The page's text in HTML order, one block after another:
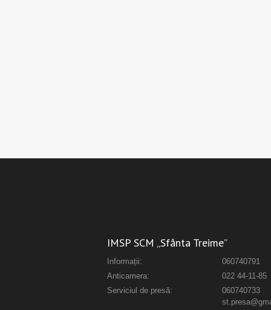
IMSP SCM „Sfânta Treime”
Informații:
060740791
Anticamera:
022 44-11-85
Serviciul de presă:
060740733